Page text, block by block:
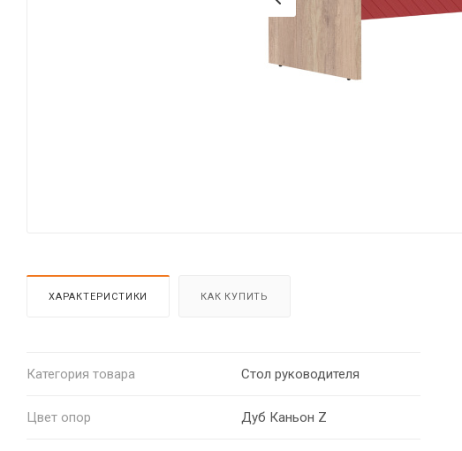
ХАРАКТЕРИСТИКИ КАК КУПИТЬ
Категория товара Стол руководителя
Цвет опор Дуб Каньон Z